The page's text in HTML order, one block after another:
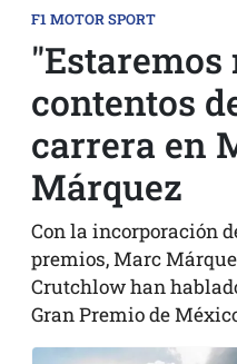
F1 MOTOR SPORT
"Estaremos
contentos
carrera en
Márquez
Con la incorporación
premios, Marc
Crutchlow han
Gran Premio de